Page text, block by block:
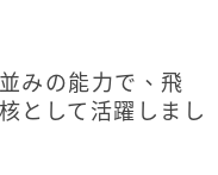
みの能力で、飛
として活躍しまし